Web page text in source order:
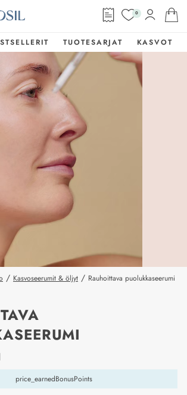
0
TUOTESARJAT KASVOT
/ Kasvoseerumit & öljyt / Rauhoittava puolukkaseerumi
price_earnedBonusPoints